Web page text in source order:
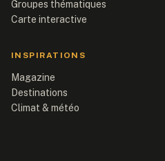
Groupes thématiques
Carte interactive
INSPIRATIONS
Magazine
Destinations
Climat & météo